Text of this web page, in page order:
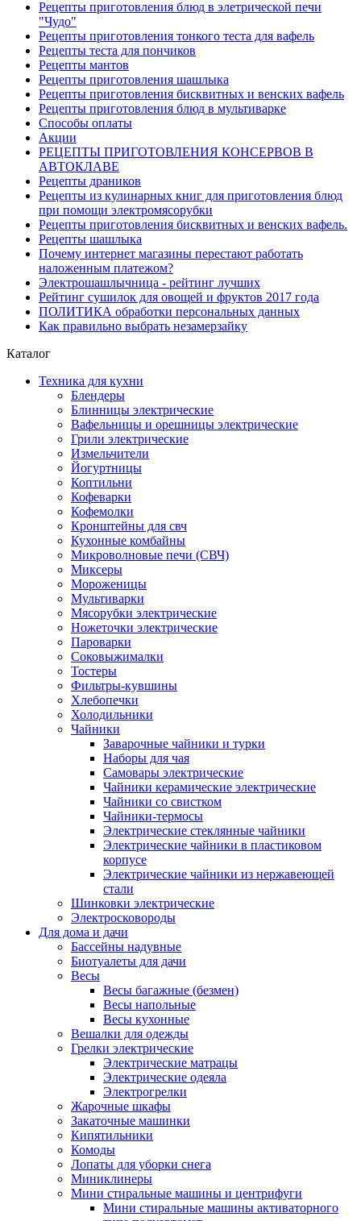
Рецепты приготовления блюд в элетрической печи
"Чудо"
Рецепты приготовления тонкого теста для вафель
Рецепты теста для пончиков
Рецепты мантов
Рецепты приготовления шашлыка
Рецепты приготовления бисквитных и венских вафель
Рецепты приготовления блюд в мультиварке
Способы оплаты
Акции
РЕЦЕПТЫ ПРИГОТОВЛЕНИЯ КОНСЕРВОВ В
АВТОКЛАВЕ
Рецепты драников
Рецепты из кулинарных книг для приготовления блюд
при помощи электромясорубки
Рецепты приготовления бисквитных и венских вафель.
Рецепты шашлыка
Почему интернет магазины перестают работать
наложенным платежом?
Электрошашлычница - рейтинг лучших
Рейтинг сушилок для овощей и фруктов 2017 года
ПОЛИТИКА обработки персональных данных
Как правильно выбрать незамерзайку
Каталог
Техника для кухни
Блендеры
Блинницы электрические
Вафельницы и орешницы электрические
Грили электрические
Измельчители
Йогуртницы
Коптильни
Кофеварки
Кофемолки
Кронштейны для свч
Кухонные комбайны
Микроволновые печи (СВЧ)
Миксеры
Мороженицы
Мультиварки
Мясорубки электрические
Ножеточки электрические
Пароварки
Соковыжималки
Тостеры
Фильтры-кувшины
Хлебопечки
Холодильники
Чайники
Заварочные чайники и турки
Наборы для чая
Самовары электрические
Чайники керамические электрические
Чайники со свистком
Чайники-термосы
Электрические стеклянные чайники
Электрические чайники в пластиковом
корпусе
Электрические чайники из нержавеющей
стали
Шинковки электрические
Электросковороды
Для дома и дачи
Бассейны надувные
Биотуалеты для дачи
Весы
Весы багажные (безмен)
Весы напольные
Весы кухонные
Вешалки для одежды
Грелки электрические
Электрические матрацы
Электрические одеяла
Электрогрелки
Жарочные шкафы
Закаточные машинки
Кипятильники
Комоды
Лопаты для уборки снега
Миниклинеры
Мини стиральные машины и центрифуги
Мини стиральные машины активаторного